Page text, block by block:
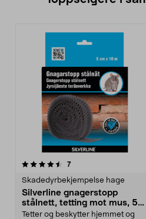
7anmeldelser
Skadedyrbekjempelse hage
Silverline gnagerstopp
stålnett, tetting mot mus, 5
cm x 10 m
Tetter og beskytter hjemmet og
3.5 av 5 stjerner